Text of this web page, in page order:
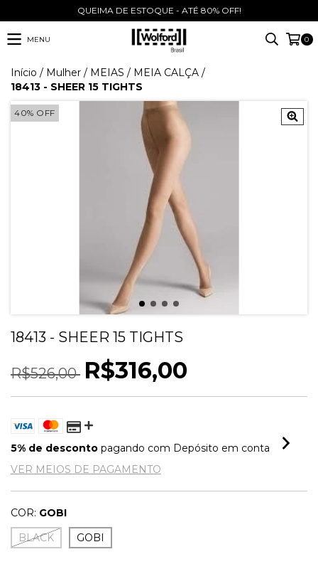
QUEIMA DE ESTOQUE - ATÉ 80% OFF!
MENU 0
Início / Mulher / MEIAS / MEIA CALÇA /
18413 - SHEER 15 TIGHTS
40% OFF
18413 - SHEER 15 TIGHTS
R$526,00 R$316,00
5% de desconto pagando com Depósito em conta
VER MEIOS DE PAGAMENTO
COR: GOBI
BLACK
GOBI